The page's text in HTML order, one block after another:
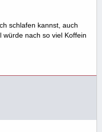
schlafen kannst, auch
würde nach so viel Koffein